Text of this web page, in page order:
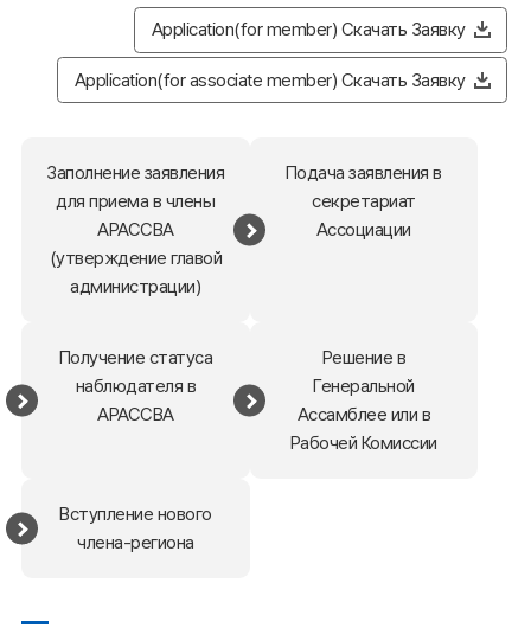
Application(for member) Скачать Заявку
Application(for associate member) Скачать Заявку
Заполнение заявления
для приема в члены
АРАССВА
(утверждение главой
администрации)
Подача заявления в
секретариат
Ассоциации
Получение статуса
наблюдателя в
АРАССВА
Решение в
Генеральной
Ассамблее или в
Рабочей Комиссии
Вступление нового
члена-региона